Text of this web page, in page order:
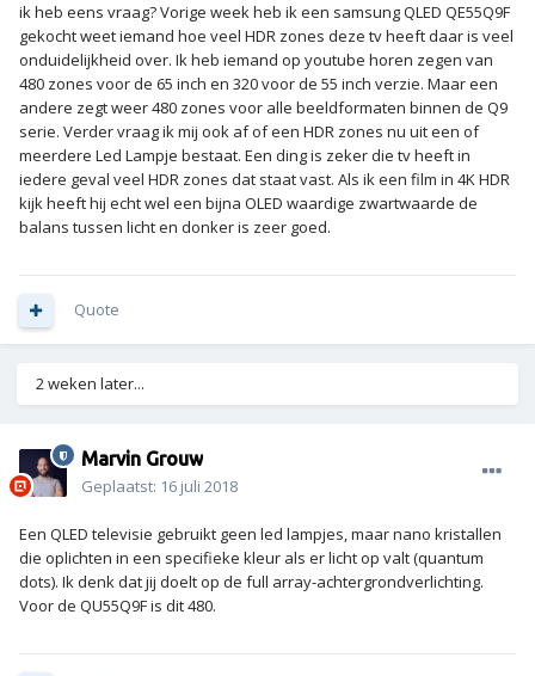
ik heb eens vraag? Vorige week heb ik een samsung QLED QE55Q9F
gekocht weet iemand hoe veel HDR zones deze tv heeft daar is veel
onduidelijkheid over. Ik heb iemand op youtube horen zegen van
480 zones voor de 65 inch en 320 voor de 55 inch verzie. Maar een
andere zegt weer 480 zones voor alle beeldformaten binnen de Q9
serie. Verder vraag ik mij ook af of een HDR zones nu uit een of
meerdere Led Lampje bestaat. Een ding is zeker die tv heeft in
iedere geval veel HDR zones dat staat vast. Als ik een film in 4K HDR
kijk heeft hij echt wel een bijna OLED waardige zwartwaarde de
balans tussen licht en donker is zeer goed.
Quote
2 weken later...
Marvin Grouw
Geplaatst: 16 juli 2018
Een QLED televisie gebruikt geen led lampjes, maar nano kristallen
die oplichten in een specifieke kleur als er licht op valt (quantum
dots). Ik denk dat jij doelt op de full array-achtergrondverlichting.
Voor de QU55Q9F is dit 480.